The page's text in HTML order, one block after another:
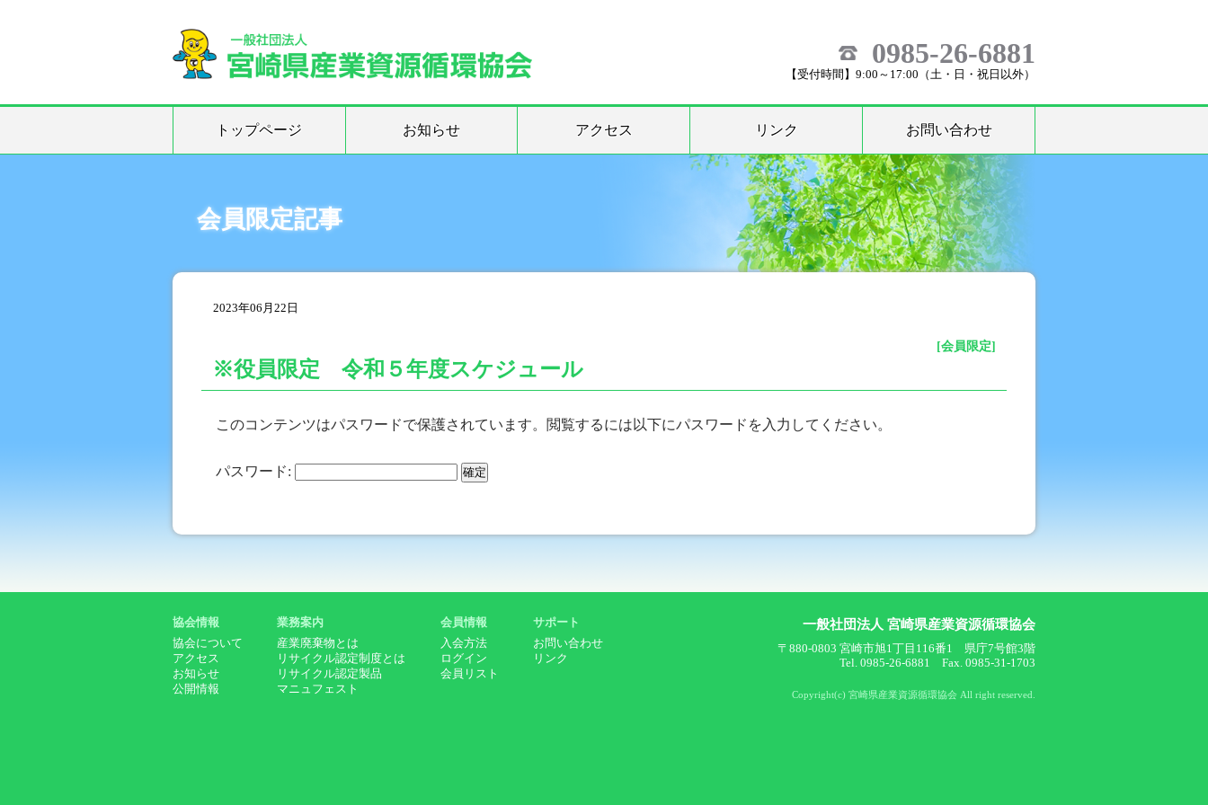
0985-26-6881
【受付時間】9:00～17:00（土・日・祝日以外）
トップページ お知らせ アクセス リンク お問い合わせ
会員限定記事
2023年06月22日
[会員限定]
※役員限定 令和５年度スケジュール
このコンテンツはパスワードで保護されています。閲覧するには以下にパスワードを入力してください。
パスワード:
協会情報
協会について
アクセス
お知らせ
公開情報
業務案内
産業廃棄物とは
リサイクル認定制度とは
リサイクル認定製品
マニュフェスト
会員情報
入会方法
ログイン
会員リスト
サポート
お問い合わせ
リンク
一般社団法人 宮崎県産業資源循環協会
〒880-0803 宮崎市旭1丁目116番1 県庁7号館3階
Tel. 0985-26-6881 Fax. 0985-31-1703
Copyright(c) 宮崎県産業資源循環協会 All right reserved.